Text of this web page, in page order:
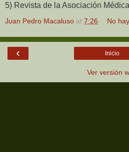
5) Revista de la Asociación
Juan Pedro Macaluso at 7:26 No
‹ Inicio
Ver versión